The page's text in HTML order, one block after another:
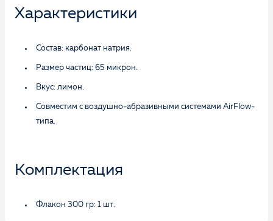
Характеристики
Состав: карбонат натрия.
Размер частиц: 65 микрон.
Вкус: лимон.
Совместим с воздушно-абразивными системами AirFlow-
типа.
Комплектация
Флакон 300 гр: 1 шт.